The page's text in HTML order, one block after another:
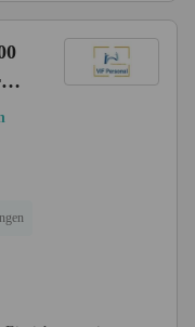
/